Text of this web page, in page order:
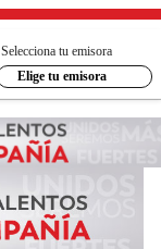
Selecciona tu emisora
Elige tu emisora